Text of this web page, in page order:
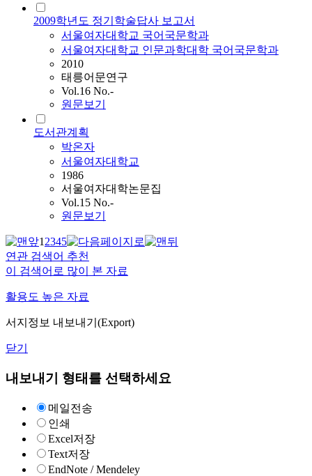
2009학년도 정기학술답사 보고서
서울여자대학교 국어국문학과
서울여자대학교 인문과학대학 국어국문학과
2010
태릉어문연구
Vol.16 No.-
원문보기
도서관계획
박온자
서울여자대학교
1986
서울여자대학논문집
Vol.15 No.-
원문보기
12345
연관 검색어 추천
이 검색어로 많이 본 자료
활용도 높은 자료
서지정보 내보내기(Export)
닫기
내보내기 형태를 선택하세요
메일전송
인쇄
Excel저장
Text저장
EndNote / Mendeley